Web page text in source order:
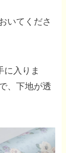
いてくださ
に入りま
、下地が透